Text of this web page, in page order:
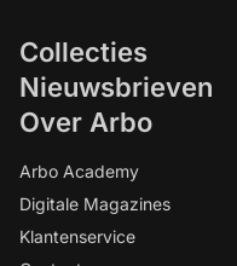
Collecties
Nieuwsbrieven
Over Arbo
Arbo Academy
Digitale Magazines
Klantenservice